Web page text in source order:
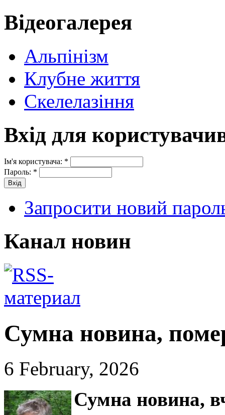
Відеогалерея
Альпінізм
Клубне життя
Скелелазіння
Вхід для
Ім'я користувача: *
Пароль: *
Запросити новий
Канал новин
Сумна новина,
6 February, 2026
Сумна новина,